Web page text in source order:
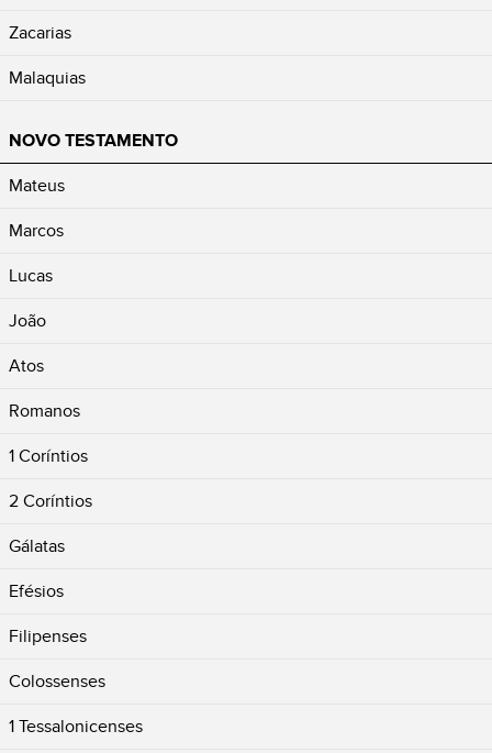
Zacarias
Malaquias
NOVO TESTAMENTO
Mateus
Marcos
Lucas
João
Atos
Romanos
1 Coríntios
2 Coríntios
Gálatas
Efésios
Filipenses
Colossenses
1 Tessalonicenses